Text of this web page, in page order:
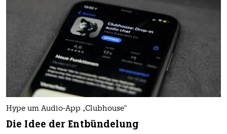
Hype um Audio-App „Clubhouse“
Die Idee der Entbündelung